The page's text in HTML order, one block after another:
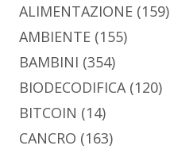
ALIMENTAZIONE (159)
AMBIENTE (155)
BAMBINI (354)
BIODECODIFICA(120)
BITCOIN (14)
CANCRO (163)